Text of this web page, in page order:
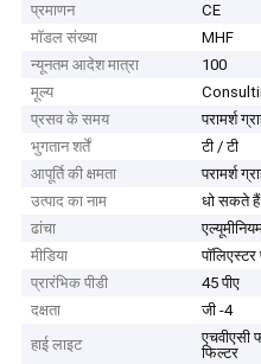
प्रमाणन
CE
मॉडल संख्या
MHF
न्यूनतम आदेश मात्रा
100
मूल्य
प्रसव के समय
परामर्श
भुगतान शर्तें
टी / टी
आपूर्ति की क्षमता
परामर्श
उत्पाद का नाम
धो सकते हैं
ढांचा
मीडिया
प्रारंभिक पीडी
45 पीए
दक्षता
जी -4
हाई लाइट
एचवीएसी
फिल्टर